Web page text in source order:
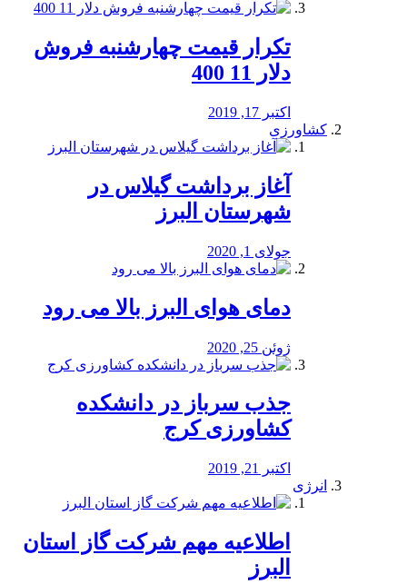
تکرار قیمت چهارشنبه فروش
دلار 11 400
اکتبر 17, 2019
کشاورزی
آغاز برداشت گیلاس در
شهرستان البرز
جولای 1, 2020
دمای هوای البرز بالا می رود
ژوئن 25, 2020
جذب سرباز در دانشکده
کشاورزی کرج
اکتبر 21, 2019
انرژی
️اطلاعیه مهم شرکت گاز استان
البرز